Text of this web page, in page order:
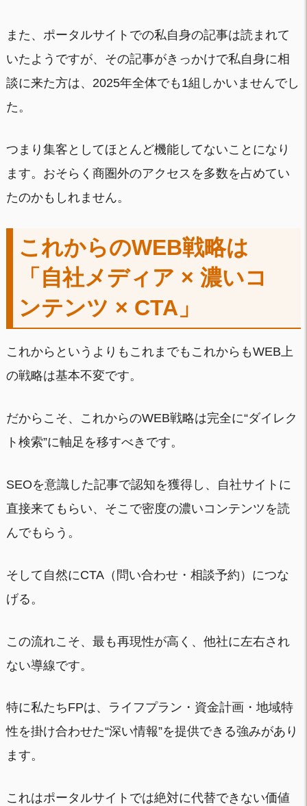
また、ポータルサイトでの私自身の記事は読まれて
いたようですが、その記事がきっかけで私自身に相
談に来た方は、2025年全体でも1組しかいませんでし
た。
つまり集客としてほとんど機能してないことになり
ます。おそらく商圏外のアクセスを多数を占めてい
たのかもしれません。
これからのWEB戦略は
「自社メディア × 濃いコ
ンテンツ × CTA」
これからというよりもこれまでもこれからもWEB上
の戦略は基本不変です。
だからこそ、これからのWEB戦略は完全に“ダイレク
ト検索”に軸足を移すべきです。
SEOを意識した記事で認知を獲得し、自社サイトに
直接来てもらい、そこで密度の濃いコンテンツを読
んでもらう。
そして自然にCTA（問い合わせ・相談予約）につな
げる。
この流れこそ、最も再現性が高く、他社に左右され
ない導線です。
特に私たちFPは、ライフプラン・資金計画・地域特
性を掛け合わせた“深い情報”を提供できる強みがあり
ます。
これはポータルサイトでは絶対に代替できない価値